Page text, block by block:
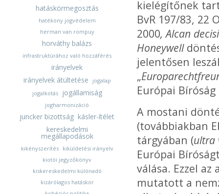
hatáskörmegosztás
hatékony jogvédelem
herman van rompuy
horváthy balázs
infrastruktúrához való hozzáférés
irányelvek
irányelvek átültetése
jogalap
jogalkotás
jogállamiság
jogharmonizáció
juncker bizottság kásler-ítélet
kereskedelmi
megállapodások
kikényszerítés
kiküldetési irányelv
kiotói jegyzőkönyv
kiskereskedelmi különadó
kizárólagos hatáskör
kielégítőnek
BvR 197/83, 22
2000, Alcan
Honeywell
jelentősen
„
Európai
A mostani
(továbbiakban
tárgyában (ultra
Európai
válása. Ezzel
mutatott a